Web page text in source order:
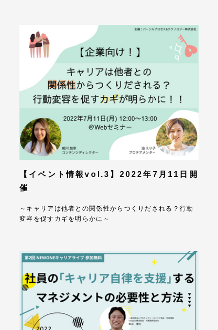
【イベント情報vol.3】2022年7月11日開
催
～キャリアは他者との関係性からつくりだされる？行動
変容を促すカギを明らかに～